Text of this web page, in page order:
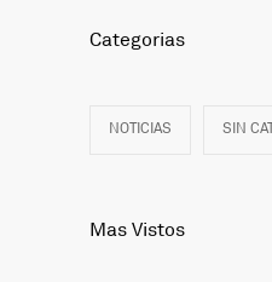
Categorias
NOTICIAS SIN
Mas Vistos